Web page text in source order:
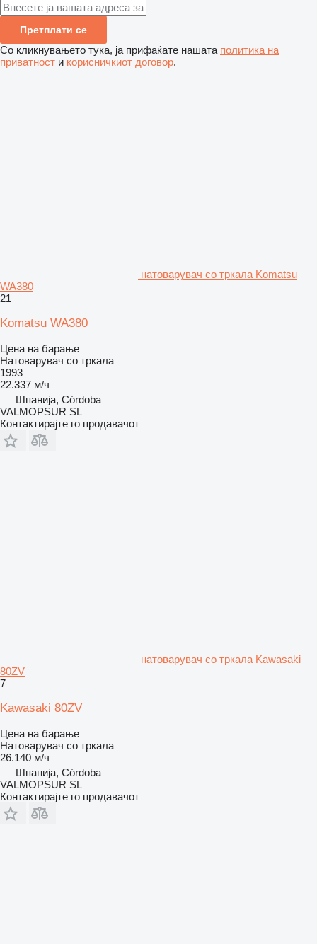
Претплати се
Со кликнувањето тука, ја прифаќате нашата политика на
приватност и корисничкиот договор.
натоварувач со тркала Komatsu
WA380
21
Komatsu WA380
Цена на барање
Натоварувач со тркала
1993
22.337 м/ч
Шпанија, Córdoba
VALMOPSUR SL
Контактирајте го продавачот
натоварувач со тркала Kawasaki
80ZV
7
Kawasaki 80ZV
Цена на барање
Натоварувач со тркала
26.140 м/ч
Шпанија, Córdoba
VALMOPSUR SL
Контактирајте го продавачот